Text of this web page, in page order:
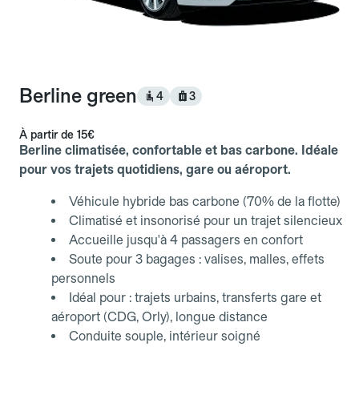
Berline green 4 3
À partir de 15€
Berline climatisée, confortable et bas carbone. Idéale
pour vos trajets quotidiens, gare ou aéroport.
Véhicule hybride bas carbone (70% de la flotte)
Climatisé et insonorisé pour un trajet silencieux
Accueille jusqu'à 4 passagers en confort
Soute pour 3 bagages : valises, malles, effets
personnels
Idéal pour : trajets urbains, transferts gare et
aéroport (CDG, Orly), longue distance
Conduite souple, intérieur soigné